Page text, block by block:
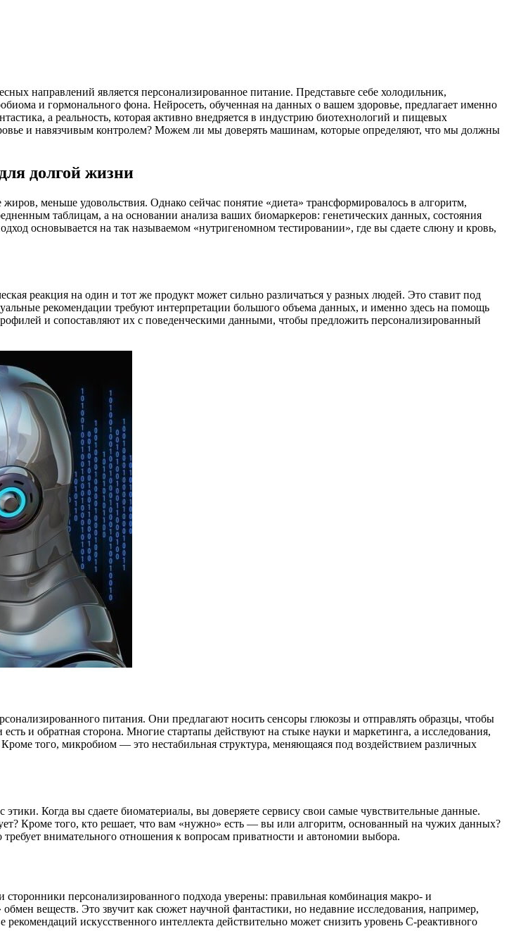
направлений является персонализированное питание. Представьте себе холодильник,
и гормонального фона. Нейросеть, обученная на данных о вашем здоровье, предлагает именно
а реальность, которая активно внедряется в индустрию биотехнологий и пищевых
и навязчивым контролем? Можем ли мы доверять машинам, которые определяют, что мы должны
долгой жизни
меньше удовольствия. Однако сейчас понятие «диета» трансформировалось в алгоритм,
таблицам, а на основании анализа ваших биомаркеров: генетических данных, состояния
основывается на так называемом «нутригеномном тестировании», где вы сдаете слюну и кровь,
реакция на один и тот же продукт может сильно различаться у разных людей. Это ставит под
рекомендации требуют интерпретации большого объема данных, и именно здесь на помощь
и сопоставляют их с поведенческими данными, чтобы предложить персонализированный
питания. Они предлагают носить сенсоры глюкозы и отправлять образцы, чтобы
и обратная сторона. Многие стартапы действуют на стыке науки и маркетинга, а исследования,
того, микробиом — это нестабильная структура, меняющаяся под воздействием различных
Когда вы сдаете биоматериалы, вы доверяете сервису свои самые чувствительные данные.
Кроме того, кто решает, что вам «нужно» есть — вы или алгоритм, основанный на чужих данных?
внимательного отношения к вопросам приватности и автономии выбора.
персонализированного подхода уверены: правильная комбинация макро- и
веществ. Это звучит как сюжет научной фантастики, но недавние исследования, например,
искусственного интеллекта действительно может снизить уровень С-реактивного